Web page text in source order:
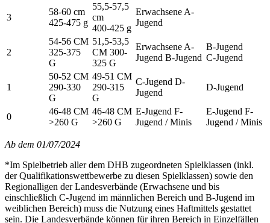
3
58-60 cm
425-475 g
55,5-57,5
cm
400-425 g
Erwachsene A-
Jugend
2
54-56 CM
325-375
G
51,5-53,5
CM 300-
325 G
Erwachsene A-
Jugend B-Jugend
B-Jugend
C-Jugend
1
50-52 CM
290-330
G
49-51 CM
290-315
G
C-Jugend D-
Jugend
D-Jugend
0
46-48 CM
>260 G
46-48 CM
>260 G
E-Jugend F-
Jugend / Minis
E-Jugend F-
Jugend / Minis
Ab dem 01/07/2024
*Im Spielbetrieb aller dem DHB zugeordneten Spielklassen (inkl.
der Qualifikationswettbewerbe zu diesen Spielklassen) sowie den
Regionalligen der Landesverbände (Erwachsene und bis
einschließlich C-Jugend im männlichen Bereich und B-Jugend im
weiblichen Bereich) muss die Nutzung eines Haftmittels gestattet
sein. Die Landesverbände können für ihren Bereich in Einzelfällen